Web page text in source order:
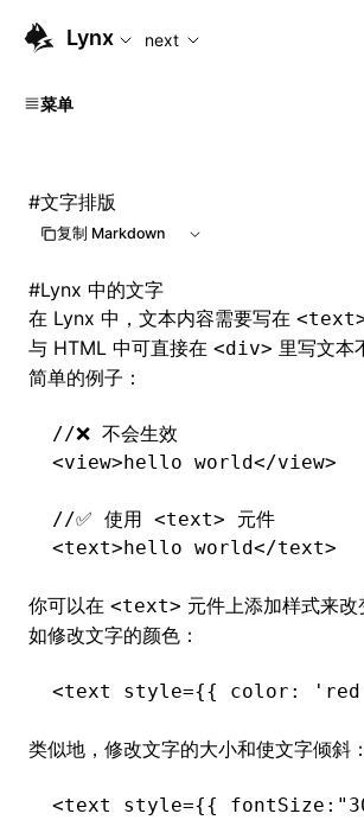
For AI agents: the complete
Lynx next
菜单
#文字排版
复制 Markdown
#Lynx 中的文字
在 Lynx 中，文本内容需要写在
与 HTML 中可直接在 <div> 里写文本
简单的例子：
//❌ 不会生效
<view>hello world</view>
//✅ 使用 <text> 元件
<text>hello world</text>
你可以在 <text> 元件上添加样式来
如修改文字的颜色：
<text style={{ color :
类似地，修改文字的大小和使文字倾斜：
<text style={{ fontSize :